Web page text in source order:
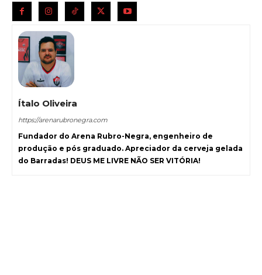
Ítalo Oliveira
https://arenarubronegra.com
Fundador do Arena Rubro-Negra, engenheiro de
produção e pós graduado. Apreciador da cerveja gelada
do Barradas! DEUS ME LIVRE NÃO SER VITÓRIA!